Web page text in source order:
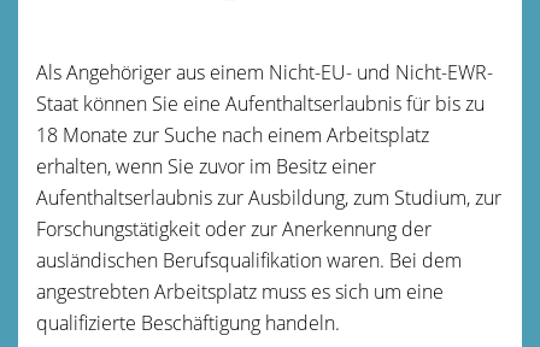
Als Angehöriger aus einem Nicht-EU- und Nicht-EWR-
Staat können Sie eine Aufenthaltserlaubnis für bis zu
18 Monate zur Suche nach einem Arbeitsplatz
erhalten, wenn Sie zuvor im Besitz einer
Aufenthaltserlaubnis zur Ausbildung, zum Studium, zur
Forschungstätigkeit oder zur Anerkennung der
ausländischen Berufsqualifikation waren. Bei dem
angestrebten Arbeitsplatz muss es sich um eine
qualifizierte Beschäftigung handeln.